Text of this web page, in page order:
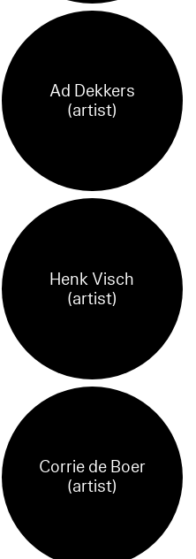
Ad Dekkers
(artist)
Henk Visch
(artist)
Corrie de Boer
(artist)